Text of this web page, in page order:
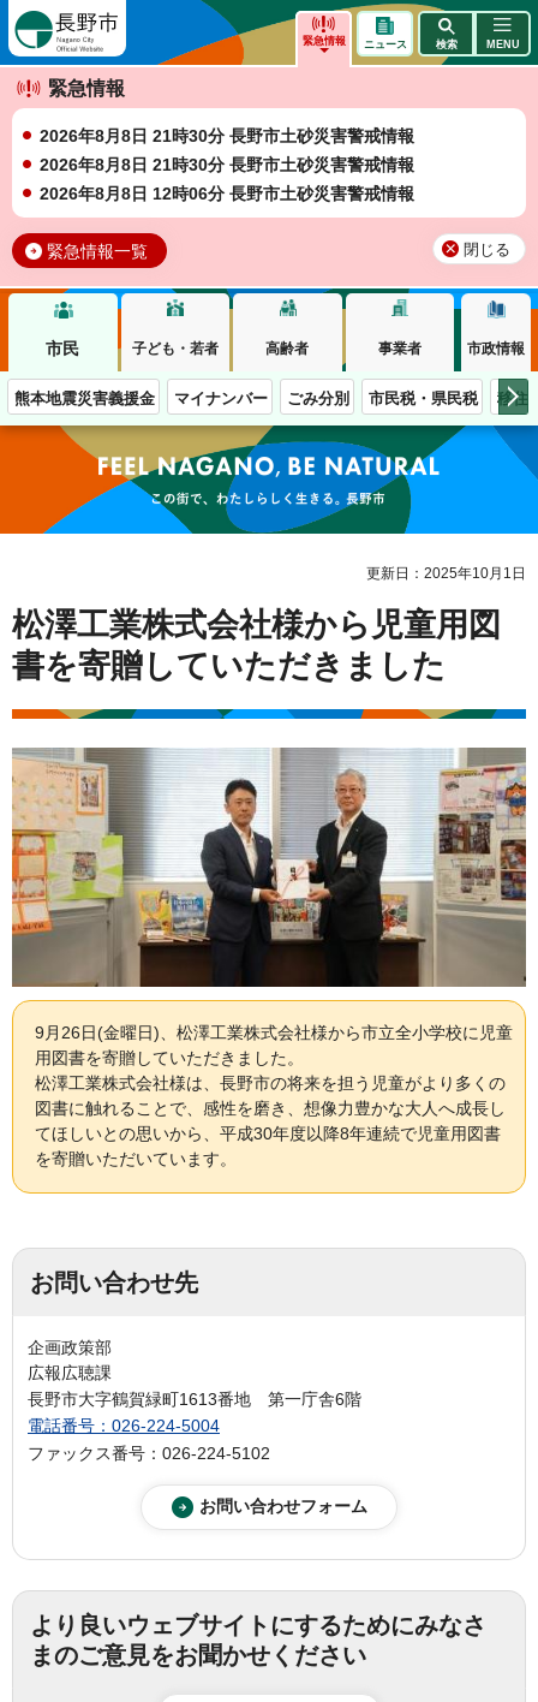
緊急情報
緊急情報
2026年8月8日 21時30分 長野市土砂災害警戒情報
2026年8月8日 21時30分 長野市土砂災害警戒情報
2026年8月8日 12時06分 長野市土砂災害警戒情報
緊急情報一覧 閉じる
ニュース 検索 MENU
市民 子ども・若者 高齢者 事業者 市政情報
熊本地震災害義援金 マイナンバー ごみ分別 市民税・県民税 移住
この街で、わたしらしく生きる。長野市
更新日：2025年10月1日
松澤工業株式会社様から児童用図
書を寄贈していただきました
9月26日(金曜日)、松澤工業株式会社様から市立全小学校に児童
用図書を寄贈していただきました。
松澤工業株式会社様は、長野市の将来を担う児童がより多くの
図書に触れることで、感性を磨き、想像力豊かな大人へ成長し
てほしいとの思いから、平成30年度以降8年連続で児童用図書
を寄贈いただいています。
お問い合わせ先
企画政策部
広報広聴課
長野市大字鶴賀緑町1613番地 第一庁舎6階
電話番号：026-224-5004
ファックス番号：026-224-5102
より良いウェブサイトにするためにみなさ
まのご意見をお聞かせください